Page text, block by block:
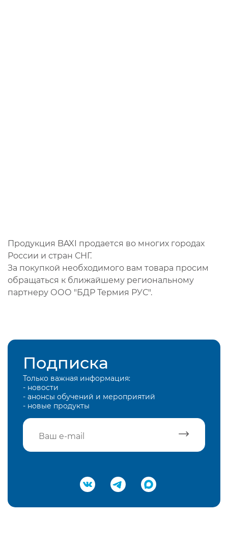
Продукция BAXI продается во многих городах
России и стран СНГ.
За покупкой необходимого вам товара просим
обращаться к ближайшему региональному
партнеру ООО "БДР Термия РУС".
Подписка
Только важная информация:
- новости
- анонсы обучений и мероприятий
- новые продукты
Подтвердить e-mail